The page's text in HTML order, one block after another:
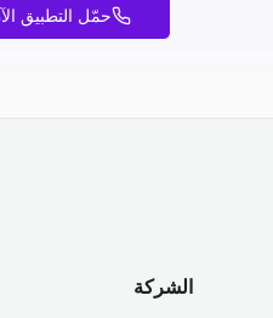
حمّل التطبيق
الشركة